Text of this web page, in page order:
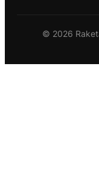
© 2026